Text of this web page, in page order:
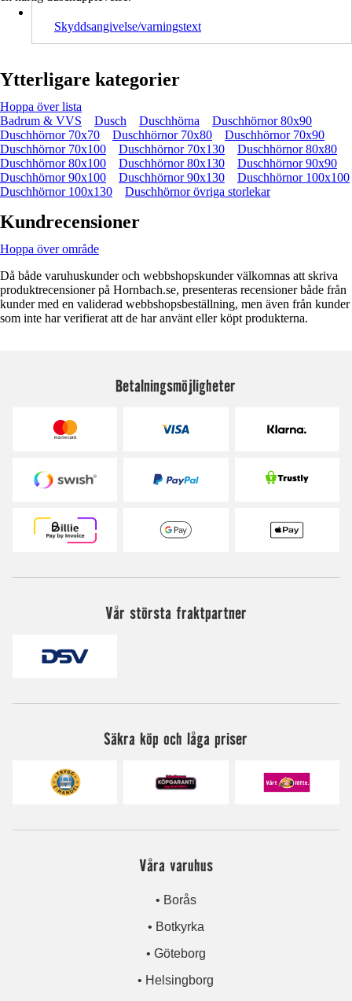
Skyddsangivelse/varningstext
Ytterligare kategorier
Hoppa över lista
Badrum & VVS
Dusch Duschhörna
Duschhörnor 80x90
Duschhörnor 70x70
Duschhörnor 70x80
Duschhörnor 70x90
Duschhörnor 70x100
Duschhörnor 70x130
Duschhörnor 80x80
Duschhörnor 80x100
Duschhörnor 80x130
Duschhörnor 90x90
Duschhörnor 90x100
Duschhörnor 90x130
Duschhörnor 100x100
Duschhörnor 100x130
Duschhörnor övriga storlekar
Kundrecensioner
Hoppa över område
Då både varuhuskunder och webbshopskunder välkomnas att skriva
produktrecensioner på Hornbach.se, presenteras recensioner både från
kunder med en validerad webbshopsbeställning, men även från kunder
som inte har verifierat att de har använt eller köpt produkterna.
Betalningsmöjligheter
Vår största fraktpartner
Säkra köp och låga priser
Våra varuhus
• Borås
• Botkyrka
• Göteborg
• Helsingborg